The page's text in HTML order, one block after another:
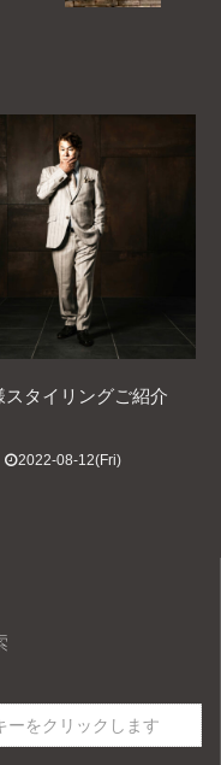
スタイリングご紹介
2022-08-12(Fri)